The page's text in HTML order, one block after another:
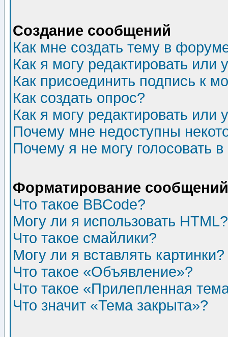
Создание сообщений
Как мне создать тему в
Как я могу редактировать или
Как присоединить подпись к
Как создать опрос?
Как я могу редактировать или
Почему мне недоступны
Почему я не могу голосовать
Форматирование
Что такое BBCode?
Могу ли я использовать HTML?
Что такое смайлики?
Могу ли я вставлять картинки?
Что такое «Объявление»?
Что такое «Прилепленная
Что значит «Тема закрыта»?